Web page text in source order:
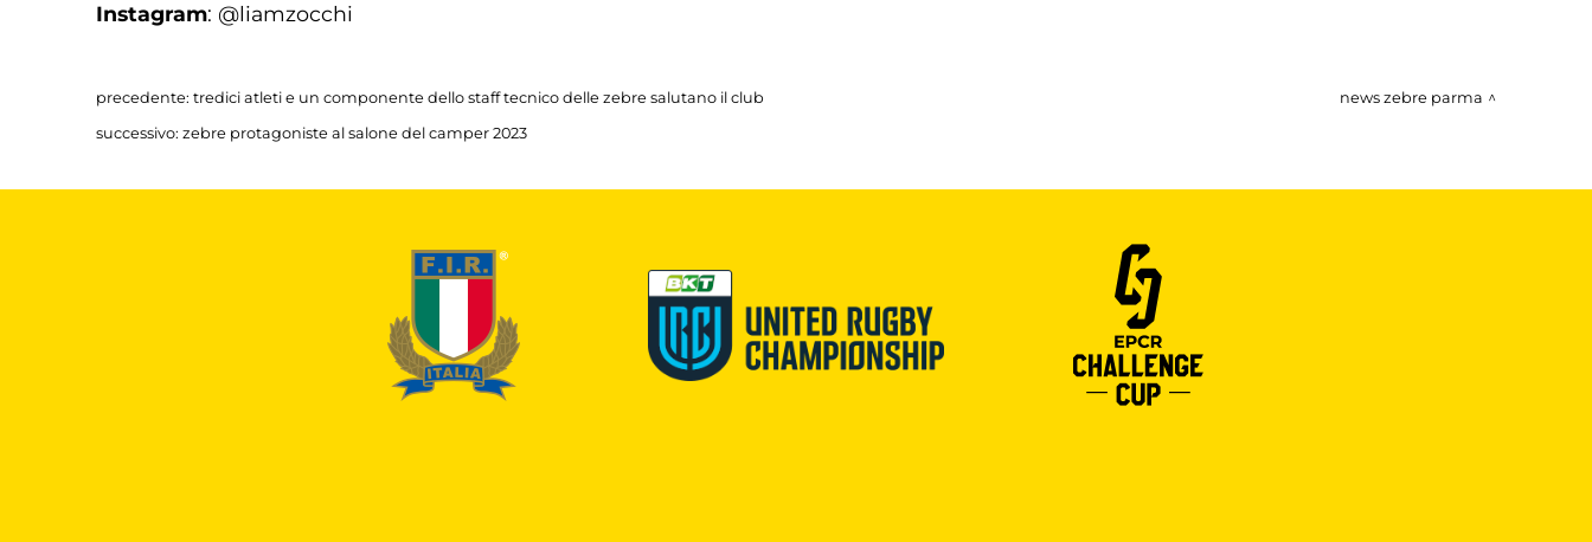
Instagram: @liamzocchi
precedente: tredici atleti e un componente dello staff tecnico delle zebre salutano il club
successivo: zebre protagoniste al salone del camper 2023
news zebre parma